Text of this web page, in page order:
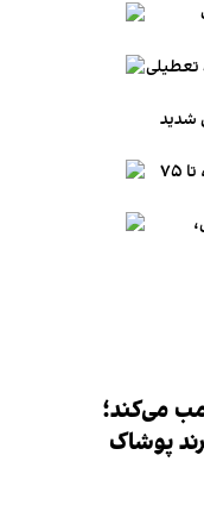
تعطیلی
شدید
تخمین پژوهشگران: در عصر طلایی تنوع زبانی، تا ۷۵
می‌کند؛
پوشاک